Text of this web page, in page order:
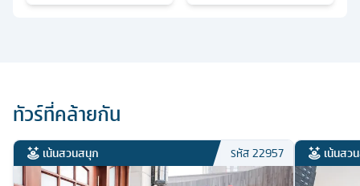
ทัวร์ที่คล้ายกัน
เน้นสวนสนุก รหัส22957 เน้นสว